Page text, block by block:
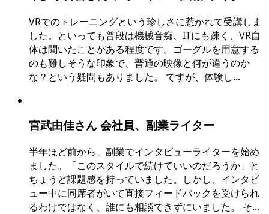
VRでのトレーニングという珍しさに惹かれて受講しま
した。といっても普段は機械音痴、ITにも疎く、VR自
体は聞いたことがある程度です。ゴーグルを用意する
のも難しそうな印象で、普通の映像と何が違うのか
な？という疑問もありました。 ですが、体験し...
宮武由佳さん 会社員、副業ライター
半年ほど前から、副業でインタビューライターを始め
ました。「このスタイルで続けていいのだろうか」と
ちょうど課題感を持っていました。しかし、インタビ
ュー中に同席者がいて直接フィードバックを受けられ
るわけではなく、誰にも相談できずにいました。 そ...